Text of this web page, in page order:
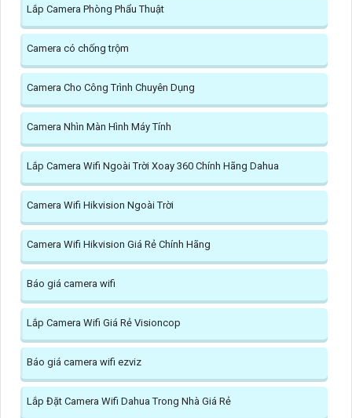
Lắp Camera Phòng Phẩu Thuật
Camera có chống trộm
Camera Cho Công Trình Chuyên Dụng
Camera Nhìn Màn Hình Máy Tính
Lắp Camera Wifi Ngoài Trời Xoay 360 Chính Hãng Dahua
Camera Wifi Hikvision Ngoài Trời
Camera Wifi Hikvision Giá Rẻ Chính Hãng
Báo giá camera wifi
Lắp Camera Wifi Giá Rẻ Visioncop
Báo giá camera wifi ezviz
Lắp Đặt Camera Wifi Dahua Trong Nhà Giá Rẻ